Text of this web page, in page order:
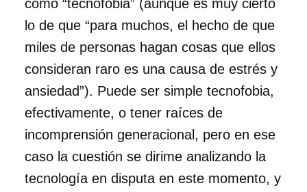
como “tecnofobia” (aunque es muy cierto
lo de que “para muchos, el hecho de que
miles de personas hagan cosas que ellos
consideran raro es una causa de estrés y
ansiedad”). Puede ser simple tecnofobia,
efectivamente, o tener raíces de
incomprensión generacional, pero en ese
caso la cuestión se dirime analizando la
tecnología en disputa en este momento, y